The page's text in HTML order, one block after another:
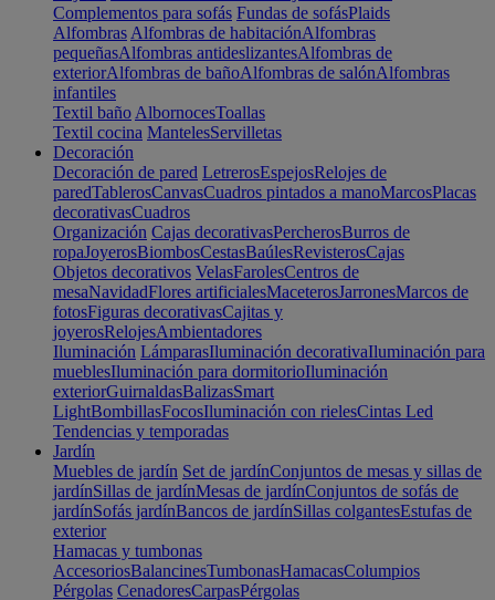
Complementos para sofás Fundas de sofásPlaids
Alfombras Alfombras de habitaciónAlfombras
pequeñasAlfombras antideslizantesAlfombras de
exteriorAlfombras de bañoAlfombras de salónAlfombras
infantiles
Textil baño AlbornocesToallas
Textil cocina MantelesServilletas
Decoración
Decoración de pared LetrerosEspejosRelojes de
paredTablerosCanvasCuadros pintados a manoMarcosPlacas
decorativasCuadros
Organización Cajas decorativasPercherosBurros de
ropaJoyerosBiombosCestasBaúlesRevisterosCajas
Objetos decorativos VelasFarolesCentros de
mesaNavidadFlores artificialesMaceterosJarronesMarcos de
fotosFiguras decorativasCajitas y
joyerosRelojesAmbientadores
Iluminación LámparasIluminación decorativaIluminación para
mueblesIluminación para dormitorioIluminación
exteriorGuirnaldasBalizasSmart
LightBombillasFocosIluminación con rielesCintas Led
Tendencias y temporadas
Jardín
Muebles de jardín Set de jardínConjuntos de mesas y sillas de
jardínSillas de jardínMesas de jardínConjuntos de sofás de
jardínSofás jardínBancos de jardínSillas colgantesEstufas de
exterior
Hamacas y tumbonas
AccesoriosBalancinesTumbonasHamacasColumpios
Pérgolas CenadoresCarpasPérgolas